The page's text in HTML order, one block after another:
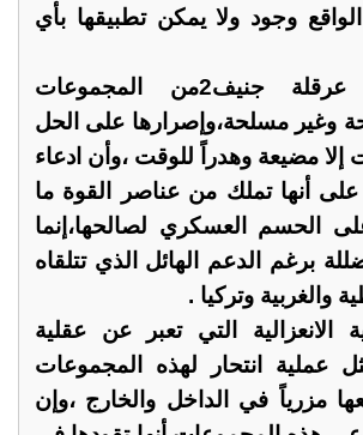
وجود ولا يمكن تطبيقها بأي
إن محاولات عرقلة جنيف2من المجموعات
وغير مسلحة،وإصرارها على الحل
مضيعة وهدراً للوقت ،وأن ادعاء
أنها تملك من عناصر القوة ما
الحسم العسكري لصالحها،إنما
برغم الدعم الهائل الذي تتلقاه
والغربية وتركيا .
الانعزالية التي تعبر عن عقلية
عملية انتحار لهذه المجموعات
مزرياً في الداخل والخارج ،وإن